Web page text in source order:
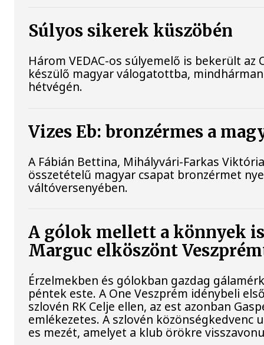
Súlyos sikerek küszöbén
Három VEDAC-os súlyemelő is bekerült az
készülő magyar válogatottba,
hétvégén.
Vizes Eb: bronzérmes a
A Fábián Bettina, Mihályvári-Farkas
összetételű magyar csapat bronzérmet
váltóversenyében.
A gólok mellett a könnyek
Marguc elköszönt
Érzelmekben és gólokban gazdag
péntek este. A One Veszprém idénybeli
szlovén RK Celje ellen, az est azonban
emlékezetes. A szlovén
es mezét, amelyet a klub örökre